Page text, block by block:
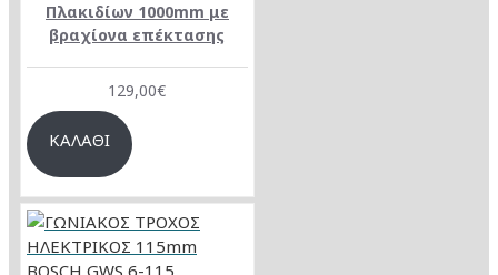
Πλακιδίων 1000mm με
βραχίονα επέκτασης
129,00€
ΚΑΛΆΘΙ